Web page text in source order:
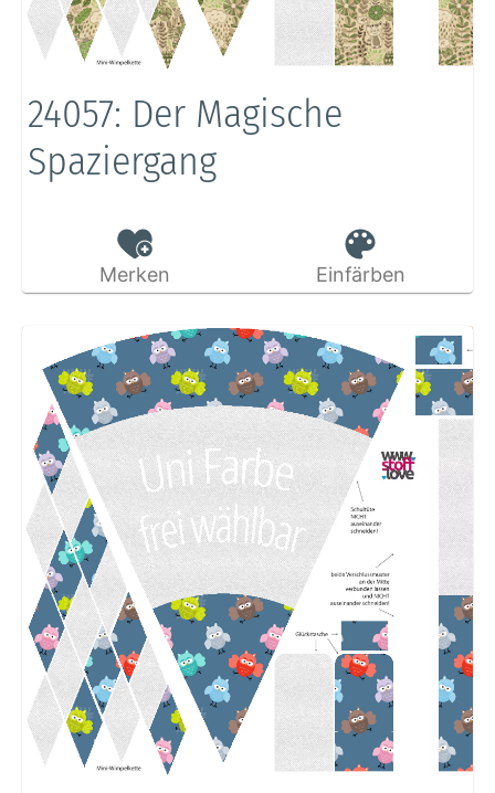
24057: Der Magische
Spaziergang
Merken Einfärben